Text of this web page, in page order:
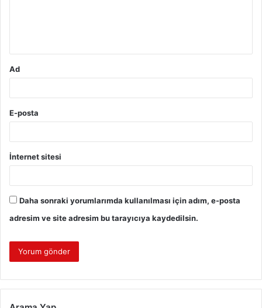
Ad
E-posta
İnternet sitesi
Daha sonraki yorumlarımda kullanılması için adım, e-posta
adresim ve site adresim bu tarayıcıya kaydedilsin.